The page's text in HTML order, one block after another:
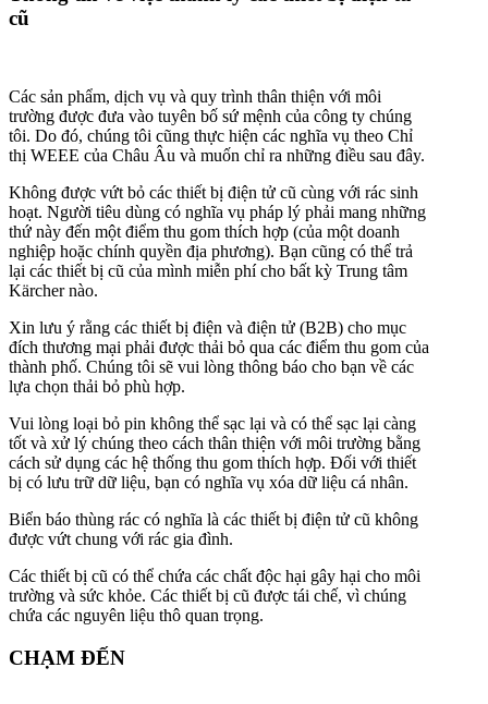
cũ
Các sản phẩm, dịch vụ và quy trình thân thiện với môi
trường được đưa vào tuyên bố sứ mệnh của công ty chúng
tôi. Do đó, chúng tôi cũng thực hiện các nghĩa vụ theo Chỉ
thị WEEE của Châu Âu và muốn chỉ ra những điều sau đây.
Không được vứt bỏ các thiết bị điện tử cũ cùng với rác sinh
hoạt. Người tiêu dùng có nghĩa vụ pháp lý phải mang những
thứ này đến một điểm thu gom thích hợp (của một doanh
nghiệp hoặc chính quyền địa phương). Bạn cũng có thể trả
lại các thiết bị cũ của mình miễn phí cho bất kỳ Trung tâm
Kärcher nào.
Xin lưu ý rằng các thiết bị điện và điện tử (B2B) cho mục
đích thương mại phải được thải bỏ qua các điểm thu gom của
thành phố. Chúng tôi sẽ vui lòng thông báo cho bạn về các
lựa chọn thải bỏ phù hợp.
Vui lòng loại bỏ pin không thể sạc lại và có thể sạc lại càng
tốt và xử lý chúng theo cách thân thiện với môi trường bằng
cách sử dụng các hệ thống thu gom thích hợp. Đối với thiết
bị có lưu trữ dữ liệu, bạn có nghĩa vụ xóa dữ liệu cá nhân.
Biển báo thùng rác có nghĩa là các thiết bị điện tử cũ không
được vứt chung với rác gia đình.
Các thiết bị cũ có thể chứa các chất độc hại gây hại cho môi
trường và sức khỏe. Các thiết bị cũ được tái chế, vì chúng
chứa các nguyên liệu thô quan trọng.
CHẠM ĐẾN